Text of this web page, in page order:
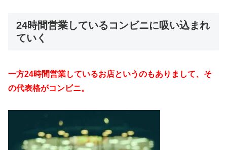
24時間営業しているコンビニに吸い込まれ
ていく
一方24時間営業しているお店というのもありまして、そ
の代表格がコンビニ。